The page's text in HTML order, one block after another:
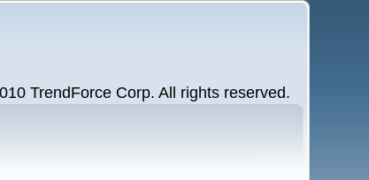
TrendForce Corp. All rights reserved.